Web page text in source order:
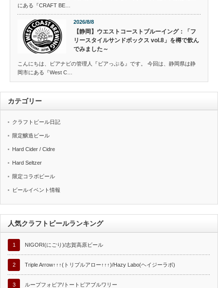
にある『CRAFT BE…
2026/8/8
【静岡】ウエストコーストブルーイング：「フ
リースタイルサンドボックス vol.8」を樽で飲ん
でみました～
こんにちは、ビアナビの管理人『ビアっぷる』です。 今回は、静岡県は静
岡市にある『West C…
カテゴリー
クラフトビール日記
限定醸造ビール
Hard Cider / Cidre
Hard Seltzer
限定コラボビール
ビールイベント情報
人気クラフトビールランキング
1 NIGORI(にごり)/志賀高原ビール
2 Triple Arrow↑↑↑(トリプルアロー↑↑↑)/Hazy Labo(ヘイジーラボ)
3 ループフォビア/トートピアブルワリー